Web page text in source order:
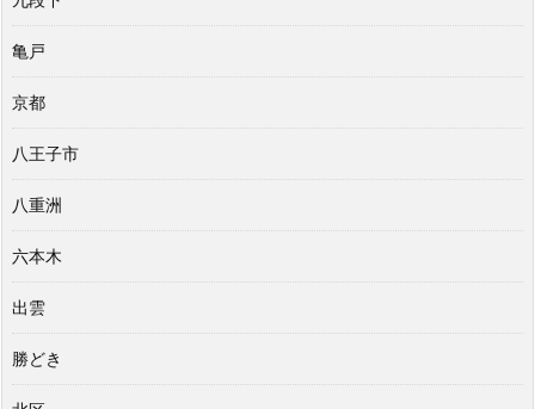
亀戸
京都
八王子市
八重洲
六本木
出雲
勝どき